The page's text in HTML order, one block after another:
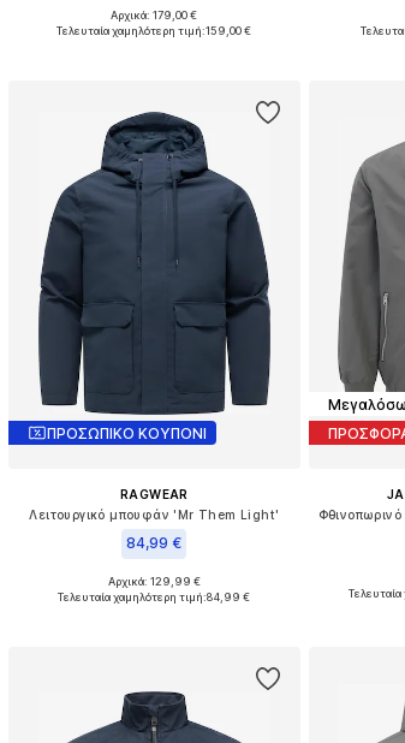
Αρχικά: 179,00 €
Τελευταία χαμηλότερη τιμή:159,00 €
ΠΡΟΣΩΠΙΚΟ ΚΟΥΠΟΝΙ
RAGWEAR
Λειτουργικό μπουφάν 'Mr Them Light'
84,99 €
+1
Διαθέσιμο σε πολλά μεγέθη
Αρχικά: 129,99 €
Τελευταία χαμηλότερη τιμή:84,99 €